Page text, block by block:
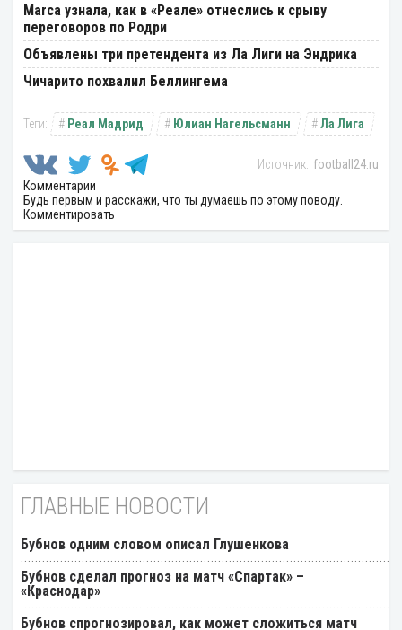
Marca узнала, как в «Реале» отнеслись к срыву
переговоров по Родри
Объявлены три претендента из Ла Лиги на Эндрика
Чичарито похвалил Беллингема
Реал Мадрид Юлиан Нагельсманн Ла Лига
football24.ru
Комментарии
Будь первым и расскажи, что ты думаешь по этому поводу.
Комментировать
ГЛАВНЫЕ НОВОСТИ
Бубнов одним словом описал Глушенкова
Бубнов сделал прогноз на матч «Спартак» –
«Краснодар»
Бубнов спрогнозировал, как может сложиться матч